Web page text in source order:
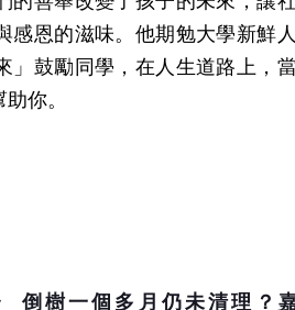
感恩的滋味。他期勉大學新鮮
鼓勵同學，在人生道路上，當
你。
倒樹一個多月仍未清理？